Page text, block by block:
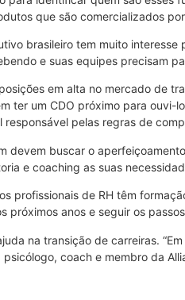
que são comercializados
brasileiro tem muito
e suas equipes precisam
em alta no mercado de
ter um CDO próximo para ouvi-
responsável pelas regras de
devem buscar o
e coaching as suas
profissionais de RH têm
próximos anos e seguir os
na transição de carreiras.
coach e membro da